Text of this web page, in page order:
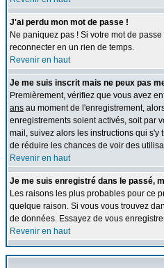
J'ai perdu mon mot de passe !
Ne paniquez pas ! Si votre mot de
reconnecter en un rien de temps.
Revenir en haut
Je me suis inscrit mais ne peux pas
Premièrement, vérifiez que vous avez
ans au moment de l'enregistrement,
enregistrements soient activés, soit par
mail, suivez alors les instructions qui
de réduire les chances de voir des
Revenir en haut
Je me suis enregistré dans le passé,
Les raisons les plus probables pour ce
quelque raison. Si vous vous trouvez
de données. Essayez de vous
Revenir en haut